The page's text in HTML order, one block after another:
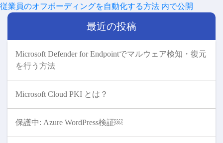
稿
日:
ル
ズ
投
従業員のオフボーディングを自動化する方法 内で公開
最近の投稿
Microsoft Defender for Endpointでマルウェア検知・復元
を行う方法
Microsoft Cloud PKI とは？
保護中: Azure WordPress検証￼